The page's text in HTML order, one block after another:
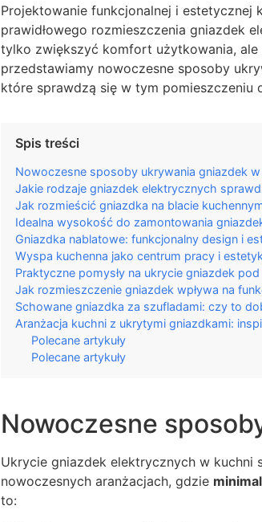
Projektowanie funkcjonalnej i estetycznej
prawidłowego rozmieszczenia gniazdek
tylko zwiększyć komfort użytkowania, ale
przedstawiamy nowoczesne sposoby
które sprawdzą się w tym pomieszczeniu
Spis treści
Nowoczesne sposoby ukrywania gniazdek
Jakie rodzaje gniazdek elektrycznych
Jak rozmieścić gniazdka na blacie
Idealna wysokość do zamontowania
Gniazdka nablatowe: funkcjonalny design i
Wyspa kuchenna jako centrum pracy i
Praktyczne pomysły na ukrycie gniazdek
Jak rozmieszczenie gniazdek wpływa na
Schowane gniazdka za szufladami: czy to
Aranżacja kuchni z ukrytymi gniazdkami:
Polecane artykuły
Polecane artykuły
Nowoczesne
Ukrycie gniazdek elektrycznych w kuchni
nowoczesnych aranżacjach, gdzie
to: